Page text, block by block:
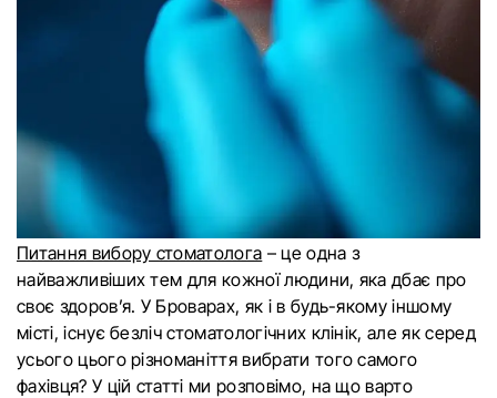
Питання вибору стоматолога – це одна з
найважливіших тем для кожної людини, яка дбає про
своє здоров’я. У Броварах, як і в будь-якому іншому
місті, існує безліч стоматологічних клінік, але як серед
усього цього різноманіття вибрати того самого
фахівця? У цій статті ми розповімо, на що варто